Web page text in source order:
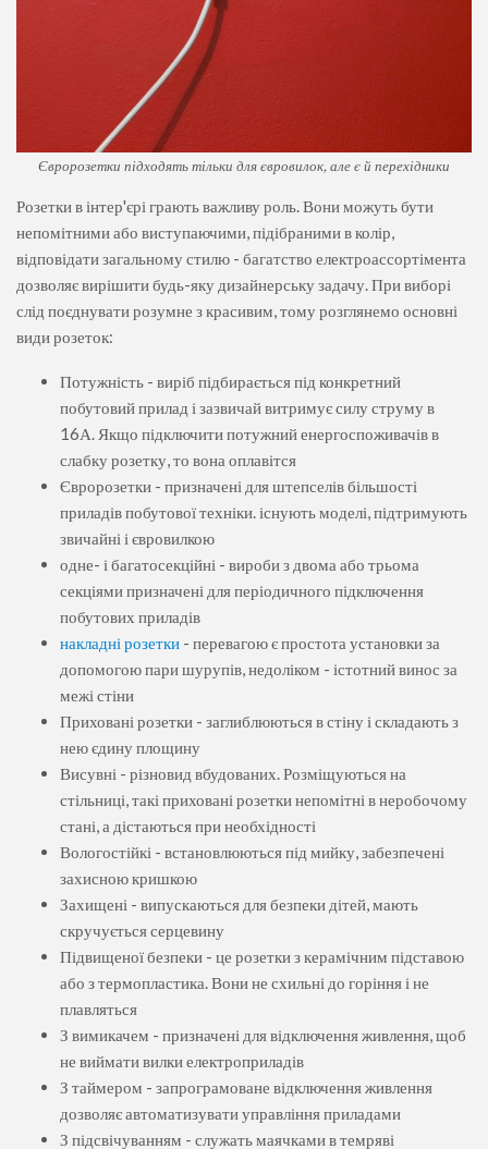
Євророзетки підходять тільки для євровилок, але є й перехідники
Розетки в інтер'єрі грають важливу роль. Вони можуть бути
непомітними або виступаючими, підібраними в колір,
відповідати загальному стилю - багатство електроассортімента
дозволяє вирішити будь-яку дизайнерську задачу. При виборі
слід поєднувати розумне з красивим, тому розглянемо основні
види розеток:
Потужність - виріб підбирається під конкретний
побутовий прилад і зазвичай витримує силу струму в
16А. Якщо підключити потужний енергоспоживачів в
слабку розетку, то вона оплавітся
Євророзетки - призначені для штепселів більшості
приладів побутової техніки. існують моделі, підтримують
звичайні і євровилкою
одне- і багатосекційні - вироби з двома або трьома
секціями призначені для періодичного підключення
побутових приладів
накладні розетки - перевагою є простота установки за
допомогою пари шурупів, недоліком - істотний винос за
межі стіни
Приховані розетки - заглиблюються в стіну і складають з
нею єдину площину
Висувні - різновид вбудованих. Розміщуються на
стільниці, такі приховані розетки непомітні в неробочому
стані, а дістаються при необхідності
Вологостійкі - встановлюються під мийку, забезпечені
захисною кришкою
Захищені - випускаються для безпеки дітей, мають
скручується серцевину
Підвищеної безпеки - це розетки з керамічним підставою
або з термопластика. Вони не схильні до горіння і не
плавляться
З вимикачем - призначені для відключення живлення, щоб
не виймати вилки електроприладів
З таймером - запрограмоване відключення живлення
дозволяє автоматизувати управління приладами
З підсвічуванням - служать маячками в темряві